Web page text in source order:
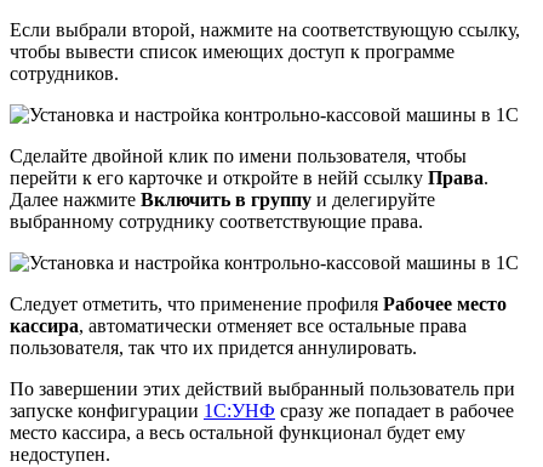
Если выбрали второй, нажмите на соответствующую ссылку,
чтобы вывести список имеющих доступ к программе
сотрудников.
Сделайте двойной клик по имени пользователя, чтобы
перейти к его карточке и откройте в нейй ссылку Права.
Далее нажмите Включить в группу и делегируйте
выбранному сотруднику соответствующие права.
Следует отметить, что применение профиля Рабочее место
кассира, автоматически отменяет все остальные права
пользователя, так что их придется аннулировать.
По завершении этих действий выбранный пользователь при
запуске конфигурации 1C:УНФ сразу же попадает в рабочее
место кассира, а весь остальной функционал будет ему
недоступен.